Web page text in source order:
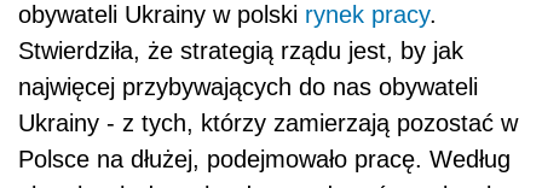
obywateli Ukrainy w polski rynek pracy.
Stwierdziła, że strategią rządu jest, by jak
najwięcej przybywających do nas obywateli
Ukrainy - z tych, którzy zamierzają pozostać w
Polsce na dłużej, podejmowało pracę. Według